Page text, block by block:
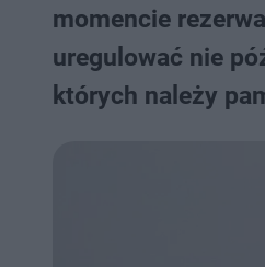
momencie
uregulować nie
których należy